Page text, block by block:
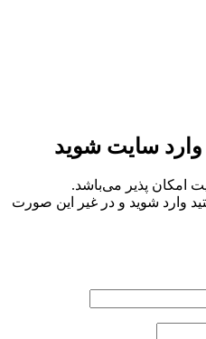
وارد سایت شوید
امکان پذیر می‌باشد.
وارد شوید و در غیر این صورت